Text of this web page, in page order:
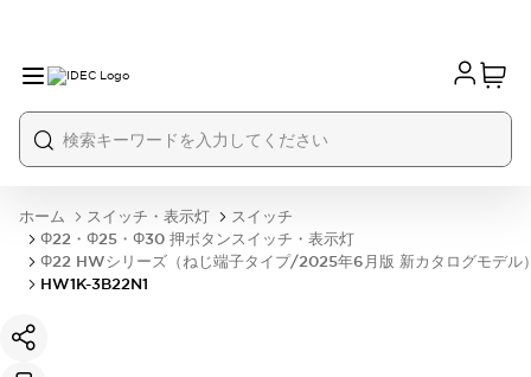
ホーム スイッチ・表示灯
スイッチ
Φ22・Φ25・Φ30 押ボタンスイッチ・表示灯
Φ22 HWシリーズ（ねじ端子タイプ/2025年6月版 新カタログモデル
HW1K-3B22N1